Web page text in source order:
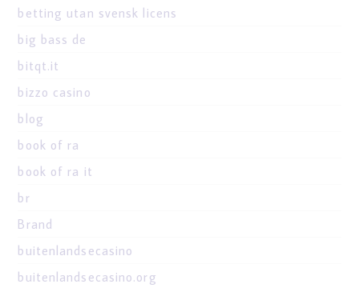
betting utan svensk licens
big bass de
bitqt.it
bizzo casino
blog
book of ra
book of ra it
br
Brand
buitenlandsecasino
buitenlandsecasino.org